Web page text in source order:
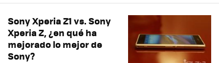
Sony Xperia Z1 vs. Sony
Xperia Z, ¿en qué ha
mejorado lo mejor de
Sony?